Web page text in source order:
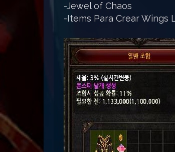
-Jewel of Chaos
-Items Para Crear Wings